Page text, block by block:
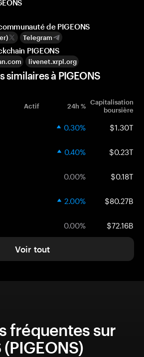
de PIGEONS
Telegram
PIGEONS
livenet.xrpl.org
similaires à PIGEONS
Actif 24h % Capitalisation
boursière
0.30% $1.30T
0.40% $0.23T
0.00% $0.18T
2.00% $80.27B
0.00% $72.16B
Voir tout
fréquentes sur
(PIGEONS)